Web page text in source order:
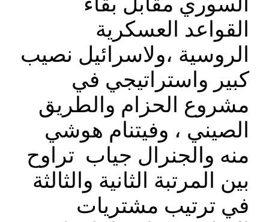
القواعد العسكرية
الروسية ،ولاسرائيل نصيب
كبير واستراتيجي في
مشروع الحزام والطريق
الصيني ، وفيتنام هوشي
منه والجنرال جياب تراوح
بين المرتبة الثانية والثالثة
في ترتيب مشتريات